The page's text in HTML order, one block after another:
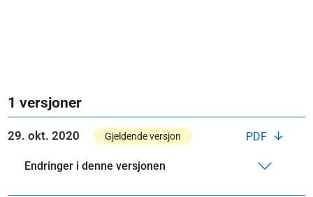
1 versjoner
PDF
29. okt. 2020 Gjeldende versjon
Endringer i denne versjonen